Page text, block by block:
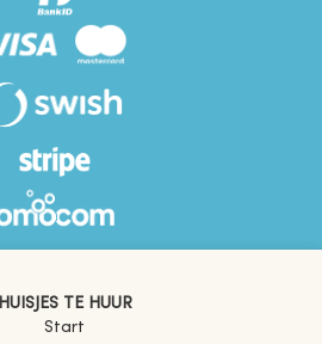
HUISJES TE HUUR
Start